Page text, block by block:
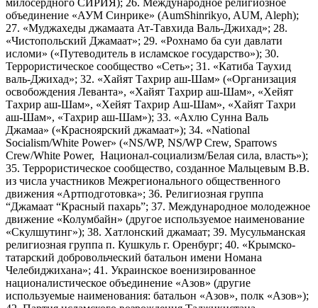
милосердного СИРИЯ); 26. Международное религиозное
объединение «АУМ Синрике» (AumShinrikyo, AUM, Aleph);
27. «Муджахеды джамаата Ат-Тавхида Валь-Джихад»; 28.
«Чистопольский Джамаат»; 29. «Рохнамо ба суи давлати
исломи» («Путеводитель в исламское государство»); 30.
Террористическое сообщество «Сеть»; 31. «Катиба Таухид
валь-Джихад»; 32. «Хайят Тахрир аш-Шам» («Организация
освобождения Леванта», «Хайят Тахрир аш-Шам», «Хейят
Тахрир аш-Шам», «Хейят Тахрир Аш-Шам», «Хайят Тахри
аш-Шам», «Тахрир аш-Шам»); 33. «Ахлю Сунна Валь
Джамаа» («Красноярский джамаат»); 34. «National
Socialism/White Power» («NS/WP, NS/WP Crew, Sparrows
Crew/White Power, Национал-социализм/Белая сила, власть»);
35. Террористическое сообщество, созданное Мальцевым В.В.
из числа участников Межрегионального общественного
движения «Артподготовка»; 36. Религиозная группа
“Джамаат “Красный пахарь”; 37. Международное молодежное
движение «Колумбайн» (другое используемое наименование
«Скулшутинг»); 38. Хатлонский джамаат; 39. Мусульманская
религиозная группа п. Кушкуль г. Оренбург; 40. «Крымско-
татарский добровольческий батальон имени Номана
Челебиджихана»; 41. Украинское военизированное
националистическое объединение «Азов» (другие
используемые наименования: батальон «Азов», полк «Азов»);